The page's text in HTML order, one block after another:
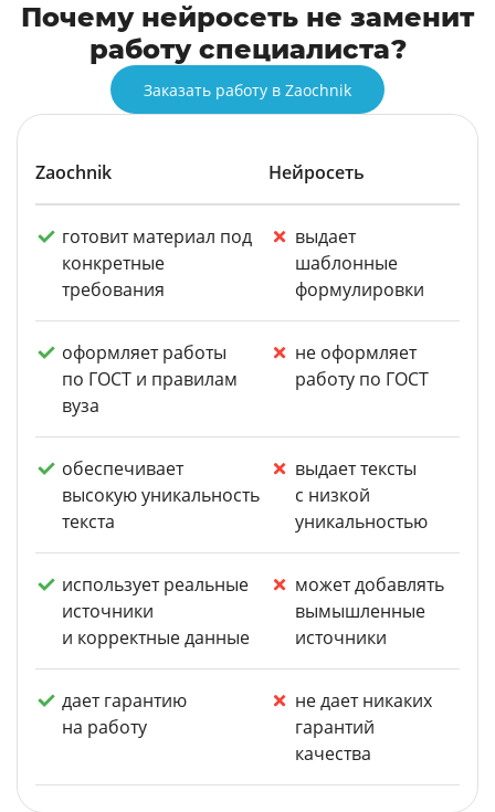
Почему нейросеть не заменит
работу специалиста?
Заказать работу в Zaochnik
Zaochnik Нейросеть
готовит материал под
конкретные
требования
выдает
шаблонные
формулировки
оформляет работы
по ГОСТ и правилам
вуза
не оформляет
работу по ГОСТ
обеспечивает
высокую уникальность
текста
выдает тексты
с низкой
уникальностью
использует реальные
источники
и корректные данные
может добавлять
вымышленные
источники
дает гарантию
на работу
не дает никаких
гарантий
качества